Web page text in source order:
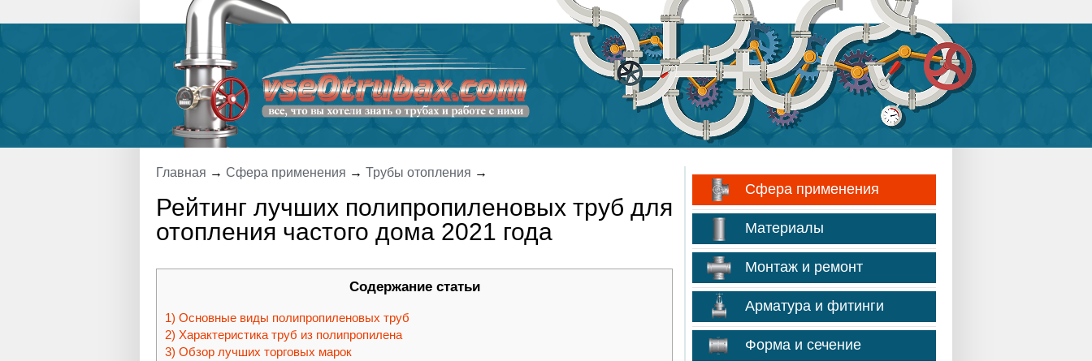
Главная → Сфера применения → Трубы отопления →
Рейтинг лучших полипропиленовых труб для
отопления частого дома 2021 года
Содержание статьи
Основные виды полипропиленовых труб
Характеристика труб из полипропилена
Обзор лучших торговых марок
Сфера применения
Материалы
Монтаж и ремонт
Арматура и фитинги
Форма и сечение